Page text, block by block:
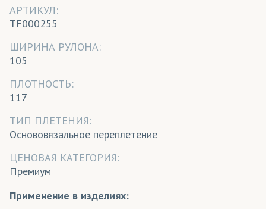
АРТИКУЛ:
TF000255
ШИРИНА РУЛОНА:
105
ПЛОТНОСТЬ:
117
ТИП ПЛЕТЕНИЯ:
Основовязальное переплетение
ЦЕНОВАЯ КАТЕГОРИЯ:
Премиум
Применение в изделиях: